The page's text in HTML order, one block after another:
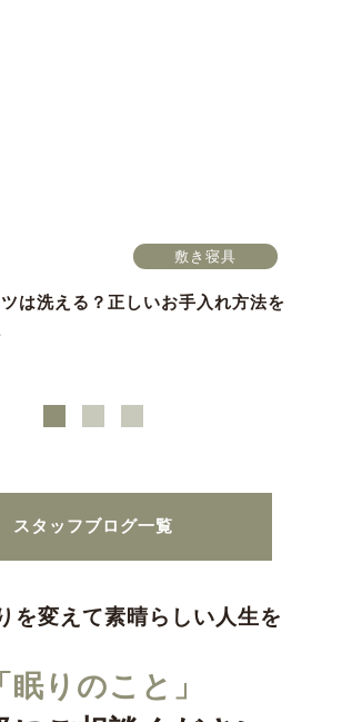
敷き寝具
は洗える？正しいお手入れ方法を
スタッフブログ一覧
を変えて素晴らしい人生を
「眠りのこと」